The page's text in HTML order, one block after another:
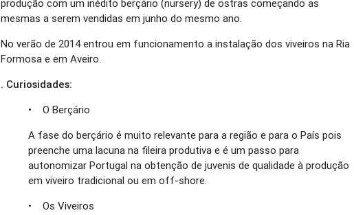
produção com um inédito berçário (nursery) de ostras começando as
mesmas a serem vendidas em junho do mesmo ano.
No verão de 2014 entrou em funcionamento a instalação dos viveiros na Ria
Formosa e em Aveiro.
. Curiosidades:
• O Berçário
A fase do berçário é muito relevante para a região e para o País pois
preenche uma lacuna na fileira produtiva e é um passo para
autonomizar Portugal na obtenção de juvenis de qualidade à produção
em viveiro tradicional ou em off-shore.
• Os Viveiros